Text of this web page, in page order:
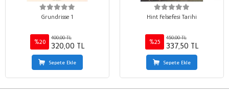
Grundrisse 1
%20
400,00 TL
320,00 TL
Sepete Ekle
Hint Felsefesi Tarihi
%25
450,00 TL
337,50 TL
Sepete Ekle